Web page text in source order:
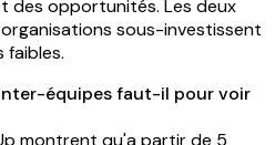
des opportunités. Les deux
sous-investissent
faibles.
équipes faut-il pour voir
montrent qu'a partir de 5